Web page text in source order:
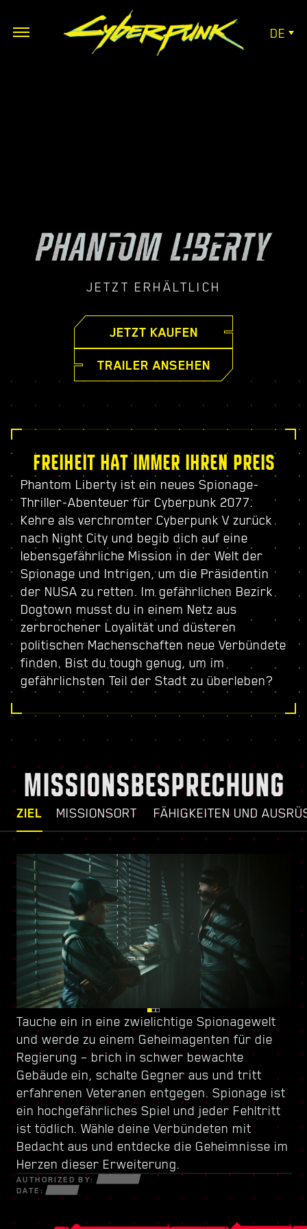
DE
JETZT ERHÄLTLICH
JETZT KAUFEN
TRAILER ANSEHEN
FREIHEIT HAT IMMER IHREN PREIS
Phantom Liberty ist ein neues Spionage-
Thriller-Abenteuer für Cyberpunk 2077.
Kehre als verchromter Cyberpunk V zurück
nach Night City und begib dich auf eine
lebensgefährliche Mission in der Welt der
Spionage und Intrigen, um die Präsidentin
der NUSA zu retten. Im gefährlichen Bezirk
Dogtown musst du in einem Netz aus
zerbrochener Loyalität und düsteren
politischen Machenschaften neue Verbündete
finden. Bist du tough genug, um im
gefährlichsten Teil der Stadt zu überleben?
MISSIONSBESPRECHUNG
ZIEL MISSIONSORT FÄHIGKEITEN UND
Tauche ein in eine zwielichtige Spionagewelt
und werde zu einem Geheimagenten für die
Regierung – brich in schwer bewachte
Gebäude ein, schalte Gegner aus und tritt
erfahrenen Veteranen entgegen. Spionage ist
ein hochgefährliches Spiel und jeder Fehltritt
ist tödlich. Wähle deine Verbündeten mit
Bedacht aus und entdecke die Geheimnisse im
Herzen dieser Erweiterung.
AUTHORIZED BY:
DATE:
Sei in Dogtown immer auf der Hut – diese
zerstörte Stadt-inmitten-der-Stadt wird von
einer schießwütigen Milizkontrolliert. In den
zerfallenen Gebäuden erwarten dich zahllose
Geheimnisse und Möglichkeiten, aber nichts
davon ist umsonst. Entdecke in diesem
abgeschotteten Bezirk brandheiße Aufträge
und gefährlichere Quests, als du sie je zuvor
gesehen hast.
Verbessere deinen Charakter mit
einem neuen Fertigkeitenbaumund erstelle
deinen eigenen Spielstil – benutze jede
verfügbare neue Waffe und Cyberware, um in
der gefährlichen Welt von verzweifelten
Gaunern, gerissenen Netrunnern und
kaltblütigen Söldnern zu überleben.